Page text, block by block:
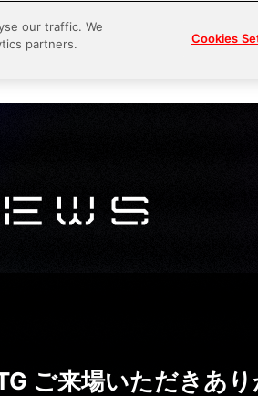
Event
ご来場いただきあ
our traffic. We
partners.
Cookies